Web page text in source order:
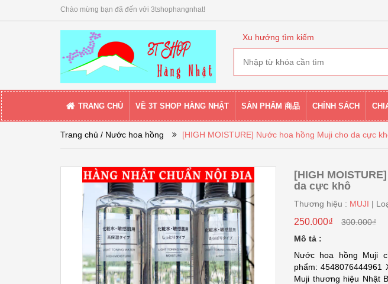
Chào mừng bạn đã đến với 3tshophangnhat!
Xu hướng tìm kiếm
TRANG CHỦ VỀ 3T SHOP HÀNG NHẬT SẢN PHẨM 商品 CHÍNH SÁCH
Trang chủ / Nước hoa hồng [HIGH MOISTURE] Nước hoa hồng Muji cho da cực
[HIGH
da cực khô
Thương hiệu : MUJI |
250.000₫
300.000₫
Mô tả :
Nước hoa hồng Muji
phẩm:
Muji thương hiệu Nhật